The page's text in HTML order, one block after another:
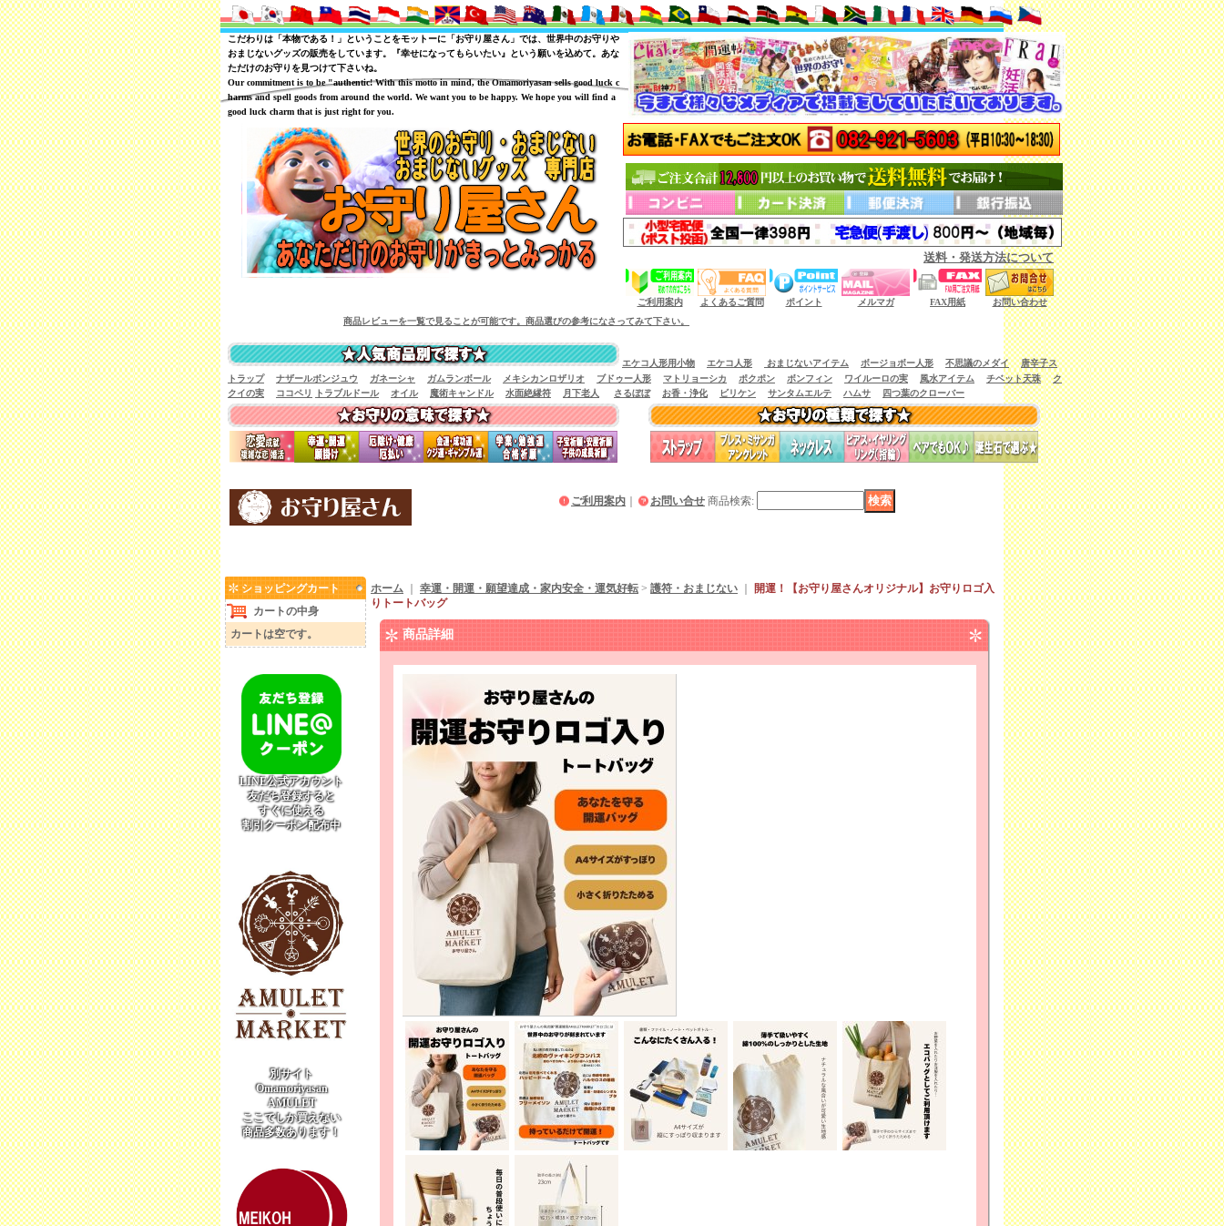
こだわりは「本物である！」ということをモットーに「お守り屋さん」では、世界中のお守りや
おまじないグッズの販売をしています。『幸せになってもらいたい』という願いを込めて。あな
ただけのお守りを見つけて下さいね。
Our commitment is to be "authentic! With this motto in mind, the Omamoriyasan sells good luck c
harms and spell goods from around the world. We want you to be happy. We hope you will find a
good luck charm that is just right for you.
送料・発送方法について
ご利用案内 よくあるご質問 ポイント メルマガ FAX用紙
お問い合わせ
商品レビューを一覧で見ることが可能です。商品選びの参考になさってみて下さい。
エケコ人形用小物 エケコ人形 おまじないアイテム ボージョボー人形 不思議のメダイ
唐辛子ス
トラップ
ナザールボンジュウ ガネーシャ ガムランボール メキシカンロザリオ ブドゥー人形 マトリョーシカ ポクポン ボンフィン ワイルーロの実 風水アイテム チベット天珠
ク
クイの実
ココペリ トラブルドール オイル 魔術キャンドル 水面絶縁符 月下老人 さるぼぼ お香・浄化 ビリケン サンタムエルテ ハムサ 四つ葉のクローバー
ご利用案内 お問い合せ 商品検索:
ショッピングカート
カートの中身
カートは空です。
LINE公式アカウント
友だち登録すると
すぐに使える
割引クーポン配布中
別サイト
Omamoriyasan
AMULET
ここでしか買えない
商品多数あります！
ホーム 幸運・開運・願望達成・家内安全・運気好転 > 護符・おまじない
開運！【お守り屋さんオリジナル】お守りロゴ入
りトートバッグ
商品詳細